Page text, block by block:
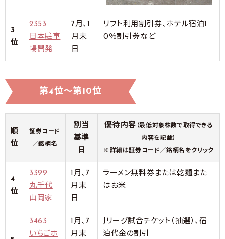
3
位
2353
日本駐車
場開発
7月、1
月末
日
リフト利用割引券、ホテル宿泊1
0％割引券など
第4位～第10位
順
位
証券コード
／銘柄名
割当
基準
日
優待内容 （最低対象株数で取得できる
内容を記載）
※詳細は証券コード／銘柄名をクリック
4
位
3399
丸千代
山岡家
1月、7
月末
日
ラーメン無料券または乾麺また
はお米
3463
いちごホ
1月、7
月末
Jリーグ試合チケット（抽選）、宿
泊代金の割引